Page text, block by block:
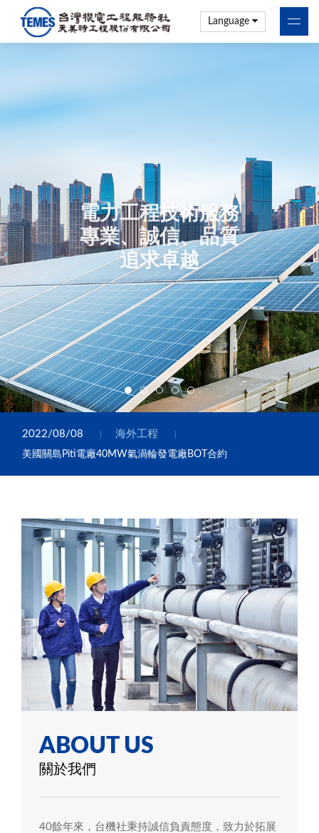
Language
電力工程技術服務
專業、誠信、品質
追求卓越
2022/08/08 海外工程
2022/08/08 海外工程
海地電網強化工程
美國關島燃氣渦輪機電廠營運管理合約
2022/08/08 海外工程
美國關島Cabras電廠1與2號機組營運管理合約
海外工程
美國關島Piti電廠40MW氣渦輪發電廠BOT合約
2022/08/08 海外工程
海地電網強化工程
ABOUT US
關於我們
40餘年來，台機社秉持誠信負責態度，致力於拓展